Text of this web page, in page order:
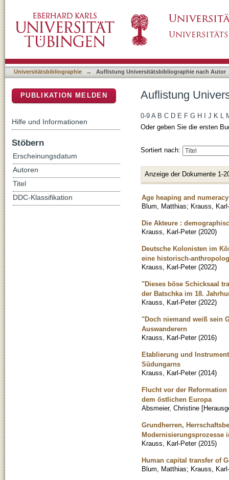
Universitätsbibliographie → Auflistung Universitätsbibliographie nach Autor
Auflistung
0-9 A B C D E F G H J K L
Oder geben Sie die ersten
Sortiert nach:
Anzeige der Dokumente 1-
Age heaping and
Blum, Matthias; Krauss,
Die Akteure :
Krauss, Karl-Peter (2020)
Deutsche Kolonisten im
eine historisch-
Krauss, Karl-Peter (2022)
"Dieses böse Schicksaal
der Batschka im 18.
Krauss, Karl-Peter (2022)
"Doch niemand weiß sein
Auswanderern
Krauss, Karl-Peter (2016)
Etablierung und
Südungarns
Krauss, Karl-Peter (2014)
Flucht vor der
dem östlichen Europa
Absmeier, Christine
Grundherren,
Modernisierungsprozesse
Krauss, Karl-Peter (2015)
Human capital transfer of
Blum, Matthias; Krauss,
PUBLIKATION MELDEN
Hilfe und Informationen
Stöbern
Erscheinungsdatum
Autoren
Titel
DDC-Klassifikation